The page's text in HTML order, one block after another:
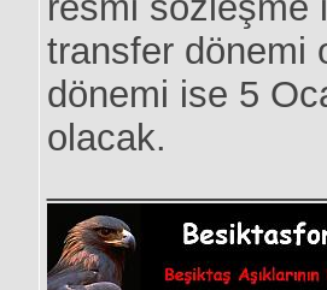
transfer dönemi
dönemi ise 5
olacak.